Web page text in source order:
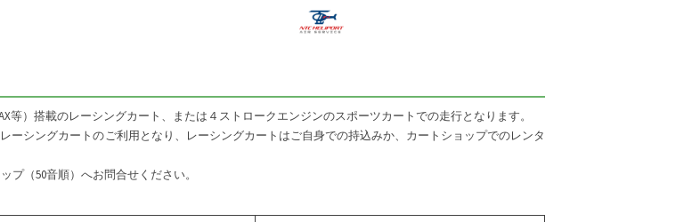
等）搭載のレーシングカート、または４ストロークエンジンのスポーツカートでの走行となります。
ーシングカートのご利用となり、レーシングカートはご自身での持込みか、カートショップでのレンタ
（50音順）へお問合せください。